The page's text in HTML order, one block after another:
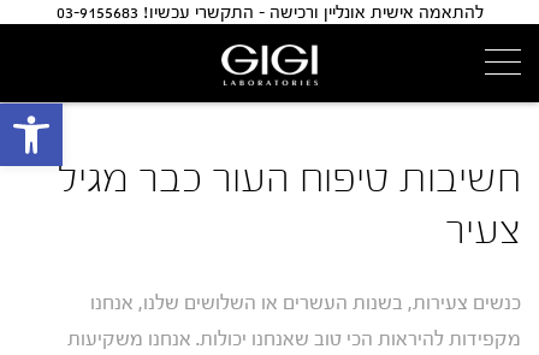
להתאמה אישית אונליין ורכישה - התקשרי עכשיו! 03-9155683
חשיבות טיפוח העור כבר מגיל
צעיר
כנשים צעירות, בשנות העשרים או השלושים שלנו, אנחנו
מקפידות להיראות הכי טוב שאנחנו יכולות. אנחנו משקיעות